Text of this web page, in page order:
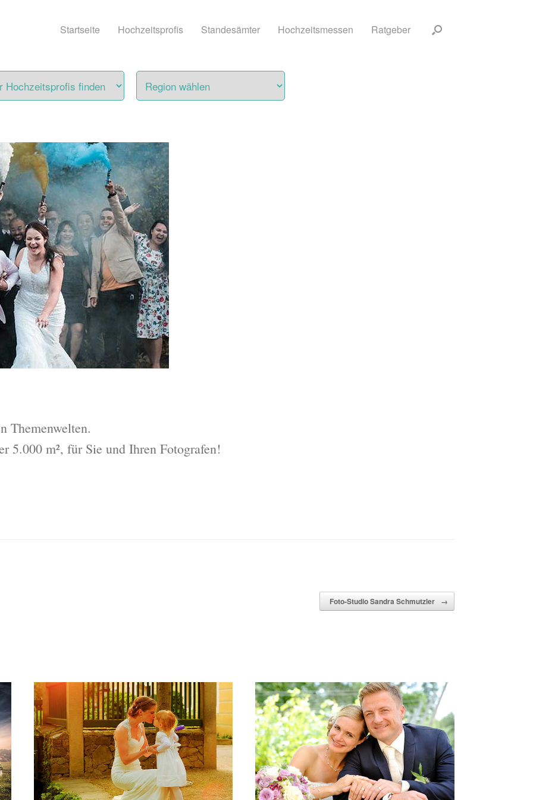
Startseite Hochzeitsprofis Standesämter Hochzeitsmessen Ratgeber
Themenwelten.
5.000 m², für Sie und Ihren Fotografen!
Foto-Studio Sandra Schmutzler →